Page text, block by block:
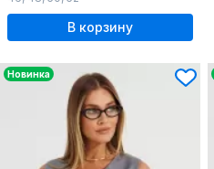
В корзину
Новинка